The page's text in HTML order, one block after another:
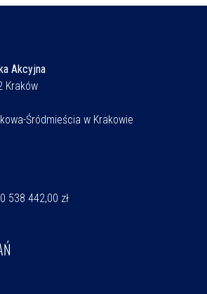
Akcyjna
Kraków
Śródmieścia w Krakowie
538 442,00 zł